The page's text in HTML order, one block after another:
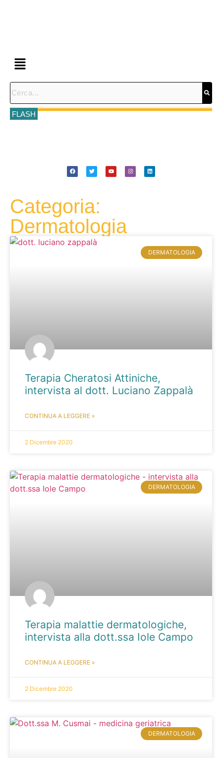
FLASH
Categoria:
Dermatologia
DERMATOLOGIA
Terapia Cheratosi Attiniche,
intervista al dott. Luciano Zappalà
CONTINUA A LEGGERE »
2 Dicembre 2020
DERMATOLOGIA
Terapia malattie dermatologiche,
intervista alla dott.ssa Iole Campo
CONTINUA A LEGGERE »
2 Dicembre 2020
DERMATOLOGIA